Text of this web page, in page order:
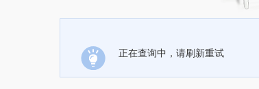
正在查询中，请刷新重试